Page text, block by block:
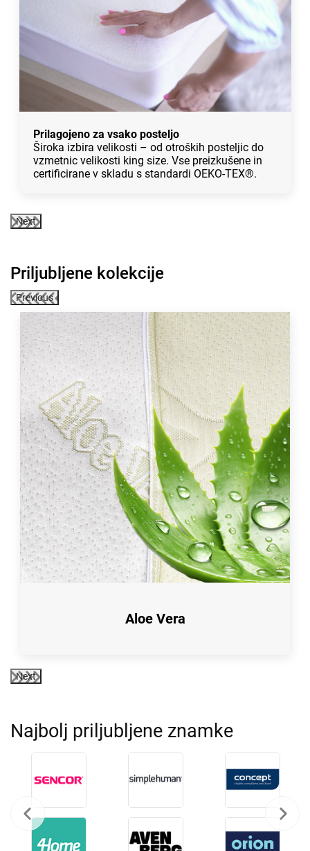
Prilagojeno za vsako posteljo
Široka izbira velikosti – od otroških posteljic do
vzmetnic velikosti king size. Vse preizkušene in
certificirane v skladu s standardi OEKO-TEX®.
Next
Priljubljene kolekcije
Previous
Aloe Vera
Next
Najbolj priljubljene znamke